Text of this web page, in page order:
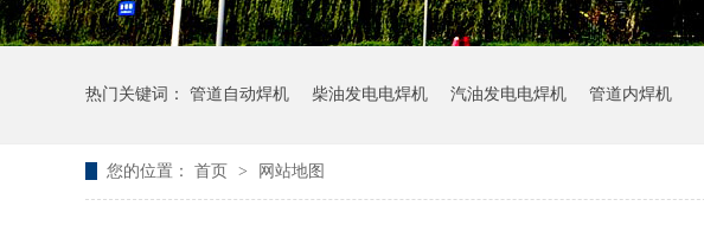
热门关键词： 管道自动焊机 柴油发电电焊机 汽油发电电焊机 管道内焊机
您的位置： 首页 > 网站地图